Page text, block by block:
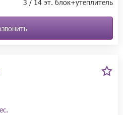
жить в комфортном
этом городе ещё не было.
3 / 14 эт. блок+утеплитель